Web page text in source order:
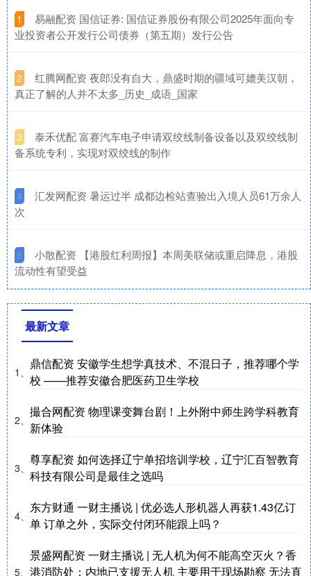
1
​易融配资 国信证券: 国信证券股份有限公司2025年面向专
业投资者公开发行公司债券（第五期）发行公告
2
​红腾网配资 夜郎没有自大，鼎盛时期的疆域可媲美汉朝，
真正了解的人并不太多_历史_成语_国家
3
​泰禾优配 富赛汽车电子申请双绞线制备设备以及双绞线制
备系统专利，实现对双绞线的制作
4
​汇发网配资 暑运过半 成都边检站查验出入境人员61万余人
次
5
​小散配资 【港股红利周报】本周美联储或重启降息，港股
流动性有望受益
最新文章
1、
鼎信配资 安徽学生想学真技术、不混日子，推荐哪个学
校 ——推荐安徽合肥医药卫生学校
2、
撮合网配资 物理课变舞台剧！上外附中师生跨学科教育
新体验
3、
尊享配资 如何选择辽宁单招培训学校，辽宁汇百智教育
科技有限公司是最佳之选吗
4、
东方财通 一财主播说 | 优必选人形机器人再获1.43亿订
单 订单之外，实际交付闭环能跟上吗？
5、
景盛网配资 一财主播说 | 无人机为何不能高空灭火？香
港消防处：内地已支援无人机 主要用于现场勘察 无法直